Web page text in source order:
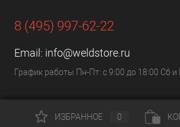
8 (495) 997-62-22
Email: info@weldstore.ru
График работы Пн-Пт: с 9:00 до 18:00 Сб
ИЗБРАННОЕ 0